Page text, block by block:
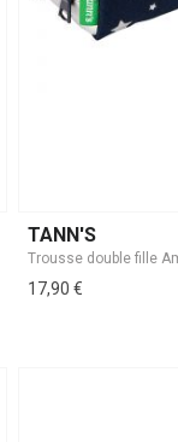
TANN'S
Trousse double fille
17,90 €